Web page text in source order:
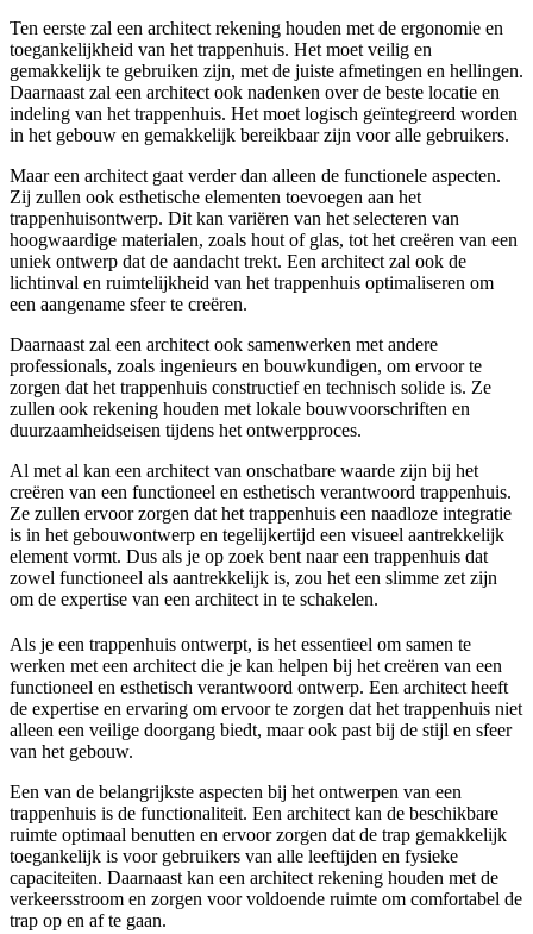
Ten eerste zal een architect rekening houden met de ergonomie en
toegankelijkheid van het trappenhuis. Het moet veilig en
gemakkelijk te gebruiken zijn, met de juiste afmetingen en hellingen.
Daarnaast zal een architect ook nadenken over de beste locatie en
indeling van het trappenhuis. Het moet logisch geïntegreerd worden
in het gebouw en gemakkelijk bereikbaar zijn voor alle gebruikers.
Maar een architect gaat verder dan alleen de functionele aspecten.
Zij zullen ook esthetische elementen toevoegen aan het
trappenhuisontwerp. Dit kan variëren van het selecteren van
hoogwaardige materialen, zoals hout of glas, tot het creëren van een
uniek ontwerp dat de aandacht trekt. Een architect zal ook de
lichtinval en ruimtelijkheid van het trappenhuis optimaliseren om
een aangename sfeer te creëren.
Daarnaast zal een architect ook samenwerken met andere
professionals, zoals ingenieurs en bouwkundigen, om ervoor te
zorgen dat het trappenhuis constructief en technisch solide is. Ze
zullen ook rekening houden met lokale bouwvoorschriften en
duurzaamheidseisen tijdens het ontwerpproces.
Al met al kan een architect van onschatbare waarde zijn bij het
creëren van een functioneel en esthetisch verantwoord trappenhuis.
Ze zullen ervoor zorgen dat het trappenhuis een naadloze integratie
is in het gebouwontwerp en tegelijkertijd een visueel aantrekkelijk
element vormt. Dus als je op zoek bent naar een trappenhuis dat
zowel functioneel als aantrekkelijk is, zou het een slimme zet zijn
om de expertise van een architect in te schakelen.
Als je een trappenhuis ontwerpt, is het essentieel om samen te
werken met een architect die je kan helpen bij het creëren van een
functioneel en esthetisch verantwoord ontwerp. Een architect heeft
de expertise en ervaring om ervoor te zorgen dat het trappenhuis niet
alleen een veilige doorgang biedt, maar ook past bij de stijl en sfeer
van het gebouw.
Een van de belangrijkste aspecten bij het ontwerpen van een
trappenhuis is de functionaliteit. Een architect kan de beschikbare
ruimte optimaal benutten en ervoor zorgen dat de trap gemakkelijk
toegankelijk is voor gebruikers van alle leeftijden en fysieke
capaciteiten. Daarnaast kan een architect rekening houden met de
verkeersstroom en zorgen voor voldoende ruimte om comfortabel de
trap op en af te gaan.